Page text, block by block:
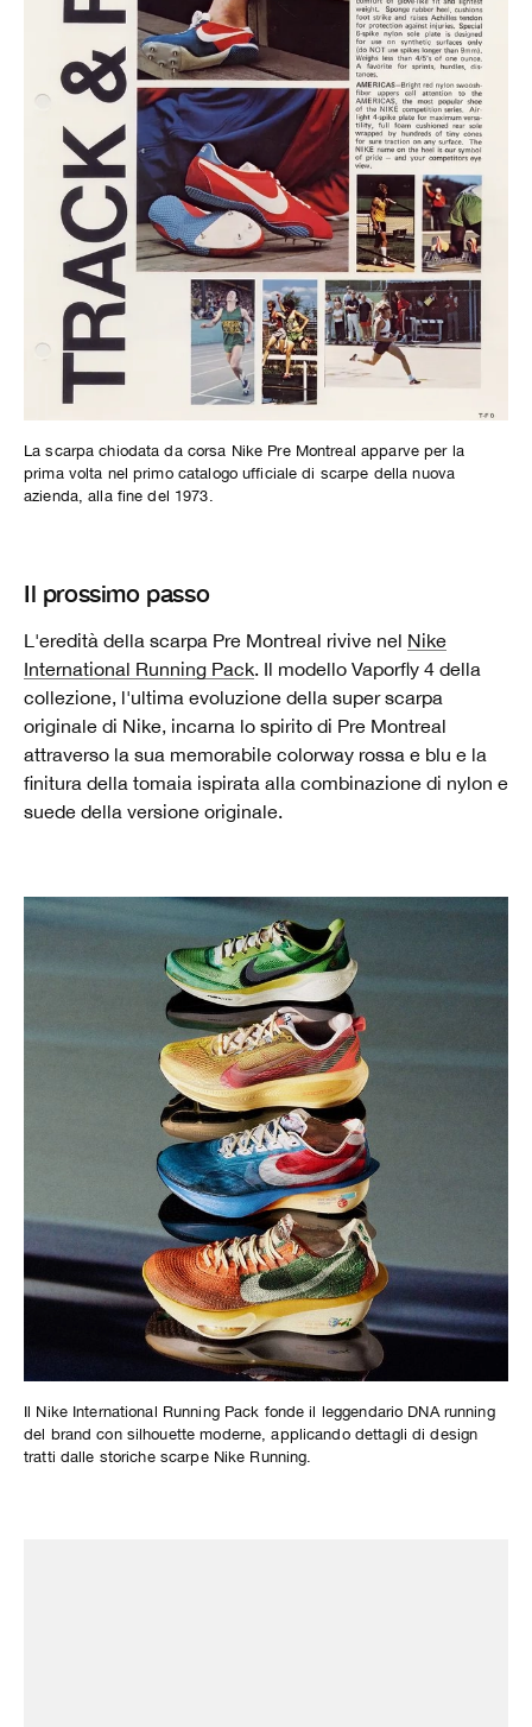
La scarpa chiodata da corsa Nike Pre Montreal apparve per la
prima volta nel primo catalogo ufficiale di scarpe della nuova
azienda, alla fine del 1973.
Il prossimo passo
L'eredità della scarpa Pre Montreal rivive nel Nike
International Running Pack. Il modello Vaporfly 4 della
collezione, l'ultima evoluzione della super scarpa
originale di Nike, incarna lo spirito di Pre Montreal
attraverso la sua memorabile colorway rossa e blu e la
finitura della tomaia ispirata alla combinazione di nylon e
suede della versione originale.
Il Nike International Running Pack fonde il leggendario DNA running
del brand con silhouette moderne, applicando dettagli di design
tratti dalle storiche scarpe Nike Running.